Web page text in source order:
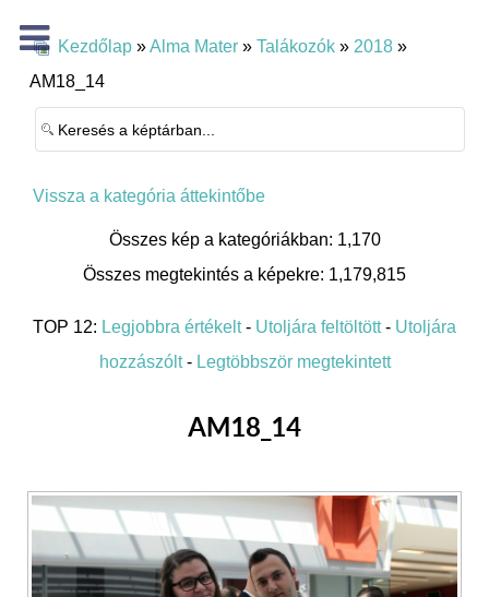
Kezdőlap »Alma Mater » Talákozók » 2018 »
AM18_14
Vissza a kategória áttekintőbe
Összes kép a kategóriákban: 1,170
Összes megtekintés a képekre: 1,179,815
TOP 12: Legjobbra értékelt- Utoljára feltöltött- Utoljára
hozzászólt- Legtöbbször megtekintett
AM18_14